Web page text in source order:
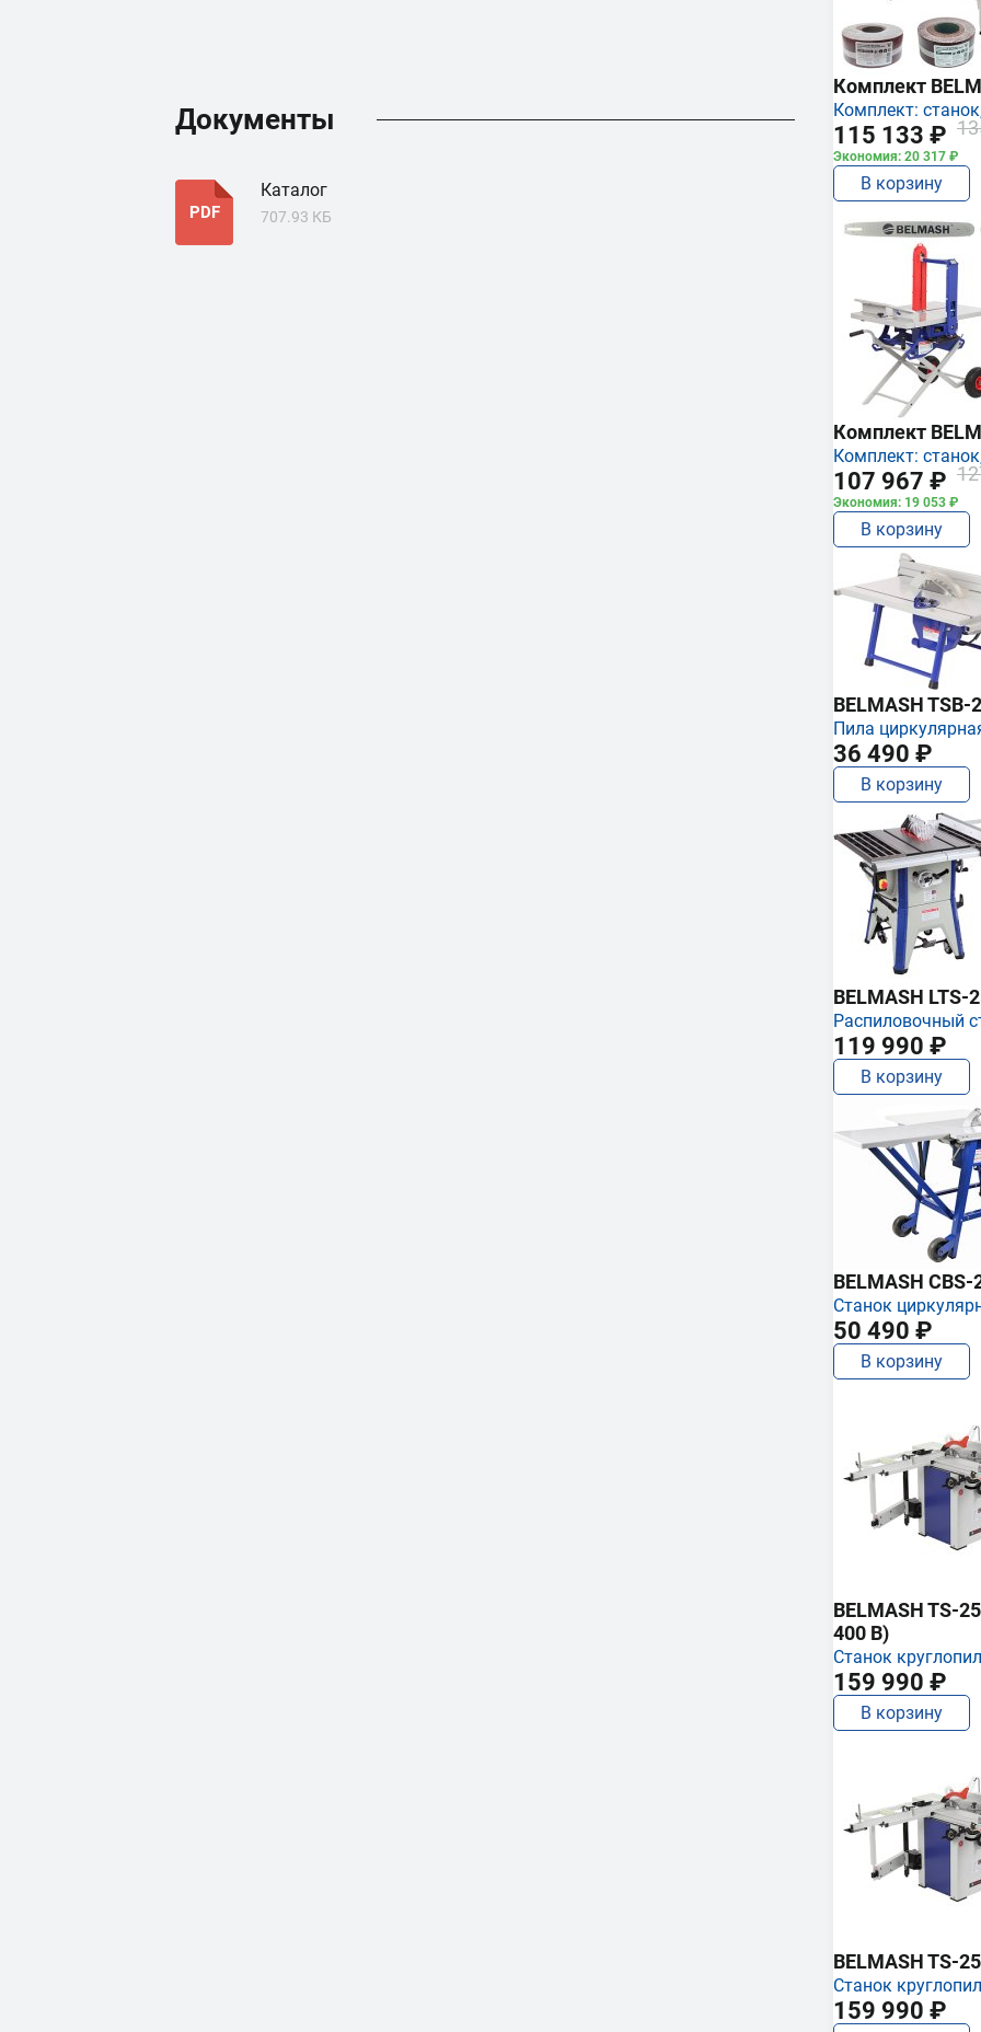
Документы
PDF
Каталог
707.93 КБ
Комплект
Комплект:
115 133 ₽
Экономия: 20 317 ₽
В корзину
Комплект
Комплект:
107 967 ₽
Экономия: 19 053 ₽
В корзину
BELMASH TSB-
Пила
36 490 ₽
В корзину
BELMASH LTS-
Распиловочный
119 990 ₽
В корзину
BELMASH CBS-
Станок
50 490 ₽
В корзину
BELMASH TS-
400 В)
Станок
159 990 ₽
В корзину
BELMASH TS-
Станок
159 990 ₽